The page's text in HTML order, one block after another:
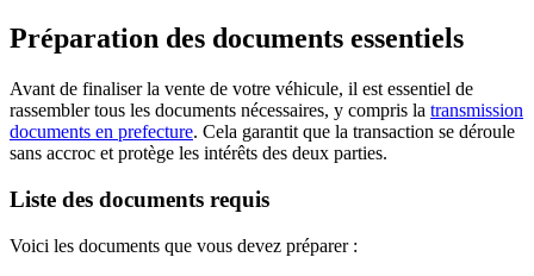
Préparation des documents essentiels
Avant de finaliser la vente de votre véhicule, il est essentiel de
rassembler tous les documents nécessaires, y compris la transmission
documents en prefecture. Cela garantit que la transaction se déroule
sans accroc et protège les intérêts des deux parties.
Liste des documents requis
Voici les documents que vous devez préparer :